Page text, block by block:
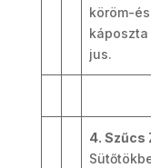
köröm-
jus.
4. Szűcs